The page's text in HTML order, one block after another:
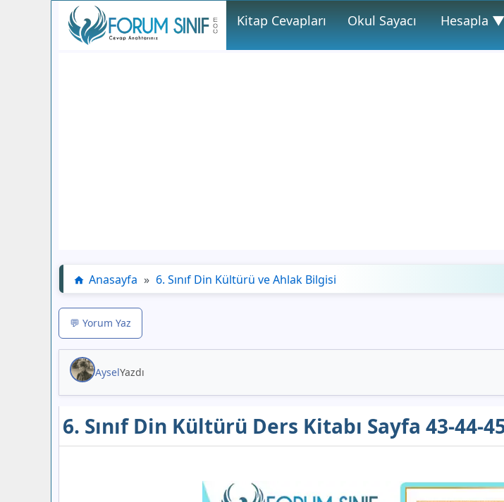
Kitap Cevapları Okul Sayacı Hesapla ▼
Anasayfa » 6. Sınıf Din Kültürü ve Ahlak Bilgisi
💬 Yorum Yaz
AyselYazdı
6. Sınıf Din Kültürü Ders Kitabı Sayfa 43-44-